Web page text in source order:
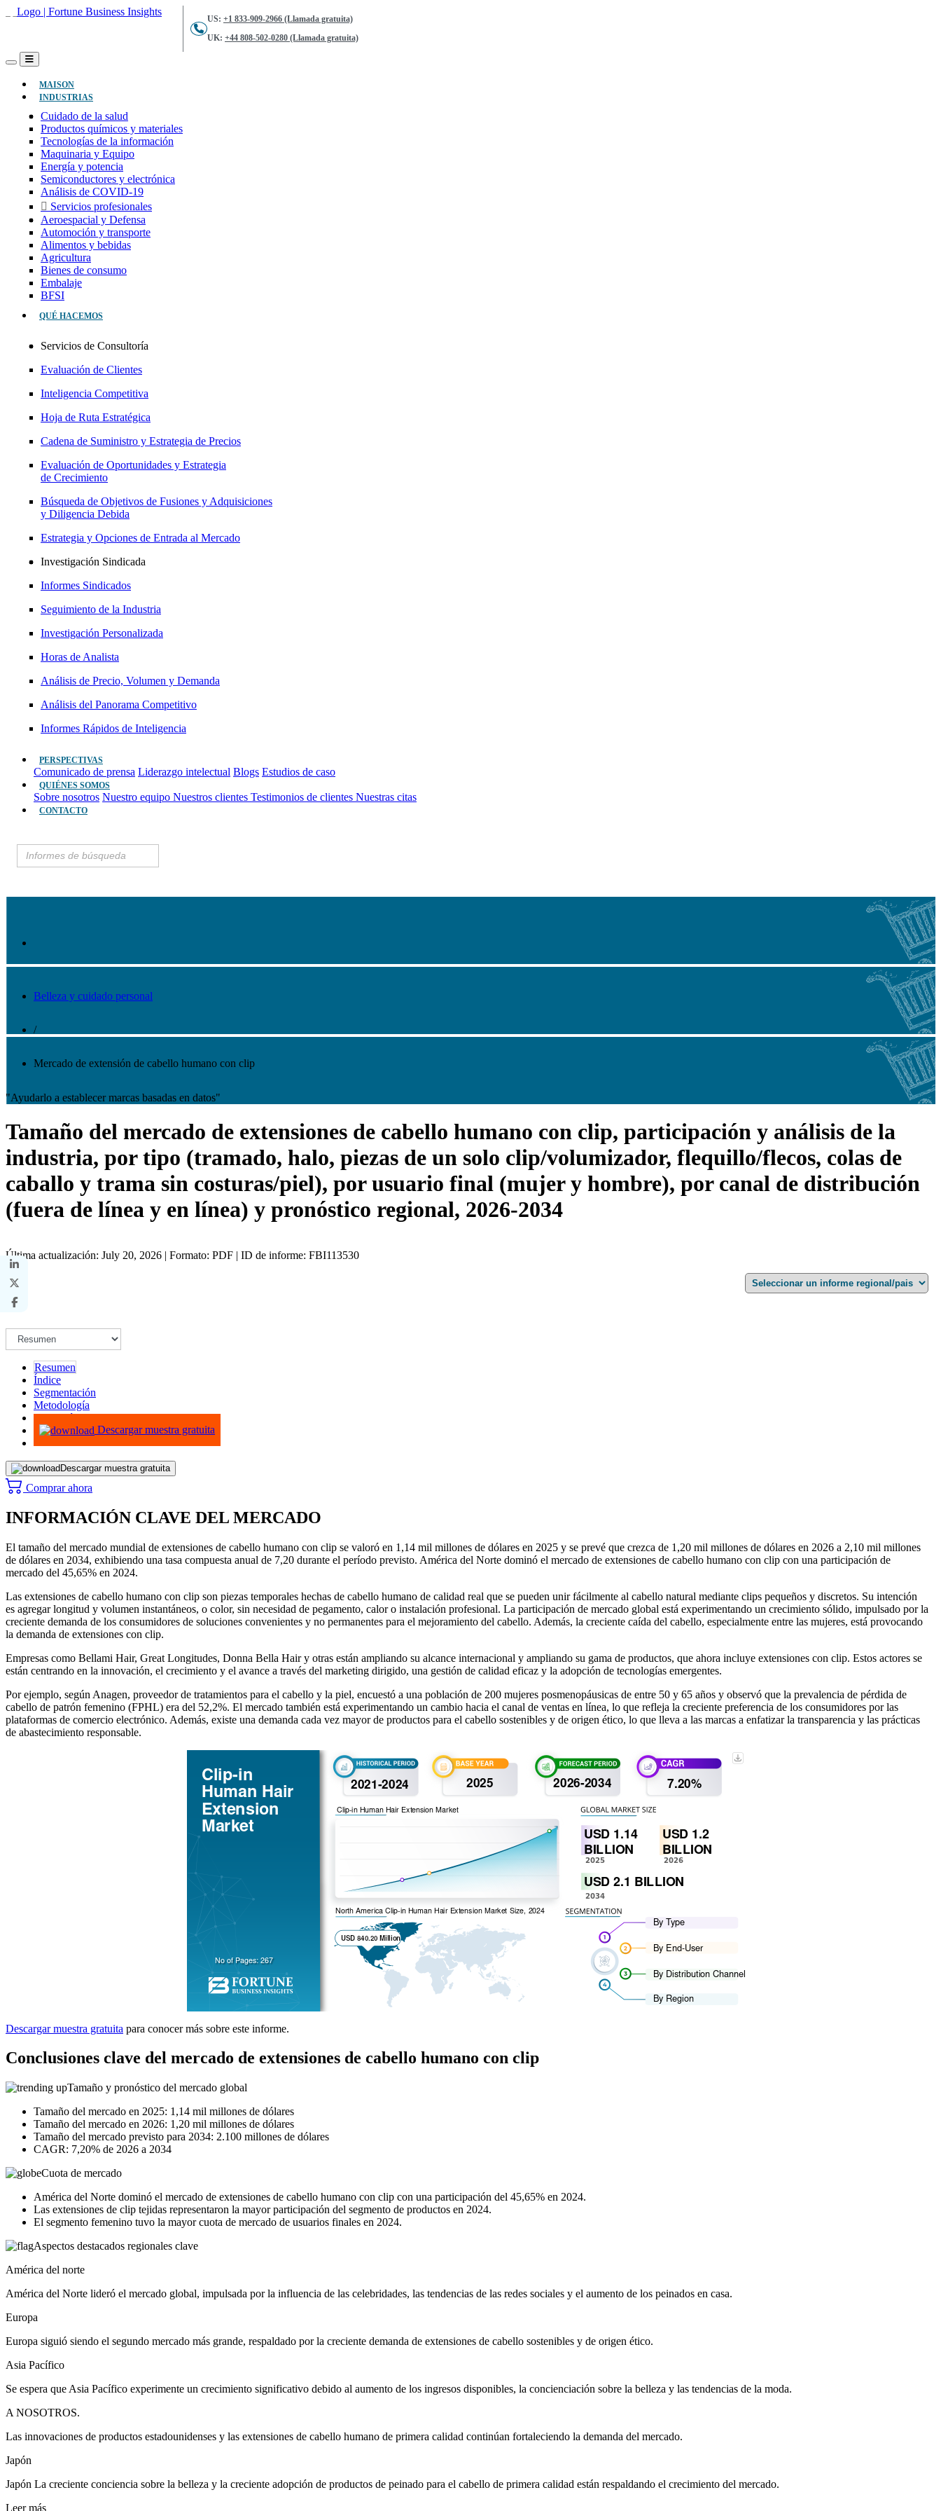
US: +1 833-909-2966 (Llamada gratuita)
UK: +44 808-502-0280 (Llamada gratuita)
MAISON(ACTUAL)
INDUSTRIAS
Cuidado de la salud
Productos químicos y materiales
Tecnologías de la información
Maquinaria y Equipo
Energía y potencia
Semiconductores y electrónica
Análisis de COVID-19
Servicios profesionales
Aeroespacial y Defensa
Automoción y transporte
Alimentos y bebidas
Agricultura
Bienes de consumo
Embalaje
BFSI
QUÉ HACEMOS
Servicios de Consultoría
Evaluación de Clientes
Inteligencia Competitiva
Hoja de Ruta Estratégica
Cadena de Suministro y Estrategia de Precios
Evaluación de Oportunidades y Estrategia
de Crecimiento
Búsqueda de Objetivos de Fusiones y Adquisiciones
y Diligencia Debida
Estrategia y Opciones de Entrada al Mercado
Investigación Sindicada
Informes Sindicados
Seguimiento de la Industria
Investigación Personalizada
Horas de Analista
Análisis de Precio, Volumen y Demanda
Análisis del Panorama Competitivo
Informes Rápidos de Inteligencia
PERSPECTIVAS
Comunicado de prensa Liderazgo intelectual Blogs Estudios de caso
QUIÉNES SOMOS
Sobre nosotros Nuestro equipo Nuestros clientes Testimonios de clientes Nuestras citas
CONTACTO
Belleza y cuidado personal
/
Mercado de extensión de cabello humano con clip
"Ayudarlo a establecer marcas basadas en datos"
Tamaño del mercado de extensiones de cabello humano con clip, participación y análisis de la
industria, por tipo (tramado, halo, piezas de un solo clip/volumizador, flequillo/flecos, colas de
caballo y trama sin costuras/piel), por usuario final (mujer y hombre), por canal de distribución
(fuera de línea y en línea) y pronóstico regional, 2026-2034
Última actualización: July 20, 2026 | Formato: PDF | ID de informe: FBI113530
Resumen
Índice
Segmentación
Metodología
Infografías
Descargar muestra gratuita
Descargar muestra gratuita
Comprar ahora
INFORMACIÓN CLAVE DEL MERCADO
El tamaño del mercado mundial de extensiones de cabello humano con clip se valoró en 1,14 mil millones de dólares en 2025 y se prevé que crezca de 1,20 mil millones de dólares en 2026 a 2,10 mil millones
de dólares en 2034, exhibiendo una tasa compuesta anual de 7,20 durante el período previsto. América del Norte dominó el mercado de extensiones de cabello humano con clip con una participación de
mercado del 45,65% en 2024.
Las extensiones de cabello humano con clip son piezas temporales hechas de cabello humano de calidad real que se pueden unir fácilmente al cabello natural mediante clips pequeños y discretos. Su intención
es agregar longitud y volumen instantáneos, o color, sin necesidad de pegamento, calor o instalación profesional. La participación de mercado global está experimentando un crecimiento sólido, impulsado por la
creciente demanda de los consumidores de soluciones convenientes y no permanentes para el mejoramiento del cabello. Además, la creciente caída del cabello, especialmente entre las mujeres, está provocando
la demanda de extensiones con clip.
Empresas como Bellami Hair, Great Longitudes, Donna Bella Hair y otras están ampliando su alcance internacional y ampliando su gama de productos, que ahora incluye extensiones con clip. Estos actores se
están centrando en la innovación, el crecimiento y el avance a través del marketing dirigido, una gestión de calidad eficaz y la adopción de tecnologías emergentes.
Por ejemplo, según Anagen, proveedor de tratamientos para el cabello y la piel, encuestó a una población de 200 mujeres posmenopáusicas de entre 50 y 65 años y observó que la prevalencia de pérdida de
cabello de patrón femenino (FPHL) era del 52,2%. El mercado también está experimentando un cambio hacia el canal de ventas en línea, lo que refleja la creciente preferencia de los consumidores por las
plataformas de comercio electrónico. Además, existe una demanda cada vez mayor de productos para el cabello sostenibles y de origen ético, lo que lleva a las marcas a enfatizar la transparencia y las prácticas
de abastecimiento responsable.
Descargar muestra gratuita para conocer más sobre este informe.
Conclusiones clave del mercado de extensiones de cabello humano con clip
Tamaño y pronóstico del mercado global
Tamaño del mercado en 2025: 1,14 mil millones de dólares
Tamaño del mercado en 2026: 1,20 mil millones de dólares
Tamaño del mercado previsto para 2034: 2.100 millones de dólares
CAGR: 7,20% de 2026 a 2034
Cuota de mercado
América del Norte dominó el mercado de extensiones de cabello humano con clip con una participación del 45,65% en 2024.
Las extensiones de clip tejidas representaron la mayor participación del segmento de productos en 2024.
El segmento femenino tuvo la mayor cuota de mercado de usuarios finales en 2024.
Aspectos destacados regionales clave
América del norte
América del Norte lideró el mercado global, impulsada por la influencia de las celebridades, las tendencias de las redes sociales y el aumento de los peinados en casa.
Europa
Europa siguió siendo el segundo mercado más grande, respaldado por la creciente demanda de extensiones de cabello sostenibles y de origen ético.
Asia Pacífico
Se espera que Asia Pacífico experimente un crecimiento significativo debido al aumento de los ingresos disponibles, la concienciación sobre la belleza y las tendencias de la moda.
A NOSOTROS.
Las innovaciones de productos estadounidenses y las extensiones de cabello humano de primera calidad continúan fortaleciendo la demanda del mercado.
Japón
Japón La creciente conciencia sobre la belleza y la creciente adopción de productos de peinado para el cabello de primera calidad están respaldando el crecimiento del mercado.
Leer más